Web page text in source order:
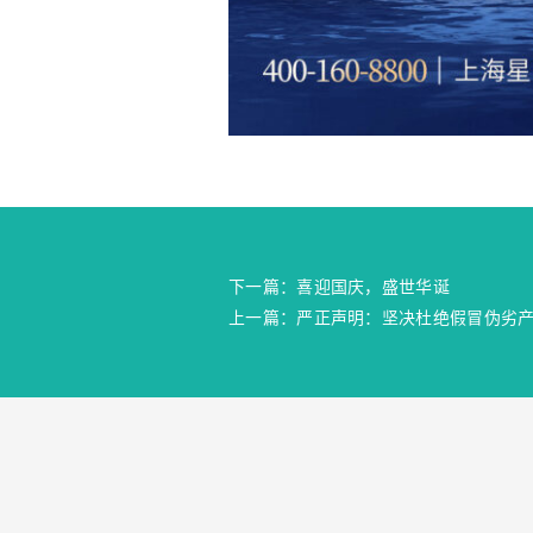
下一篇：喜迎国庆，盛世华诞
上一篇：严正声明：坚决杜绝假冒伪劣